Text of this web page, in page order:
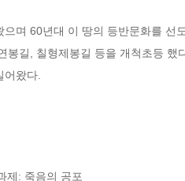
며 60년대 이 땅의 등반문화를
봉길, 칠형제봉길 등을 개척초등
왔다.